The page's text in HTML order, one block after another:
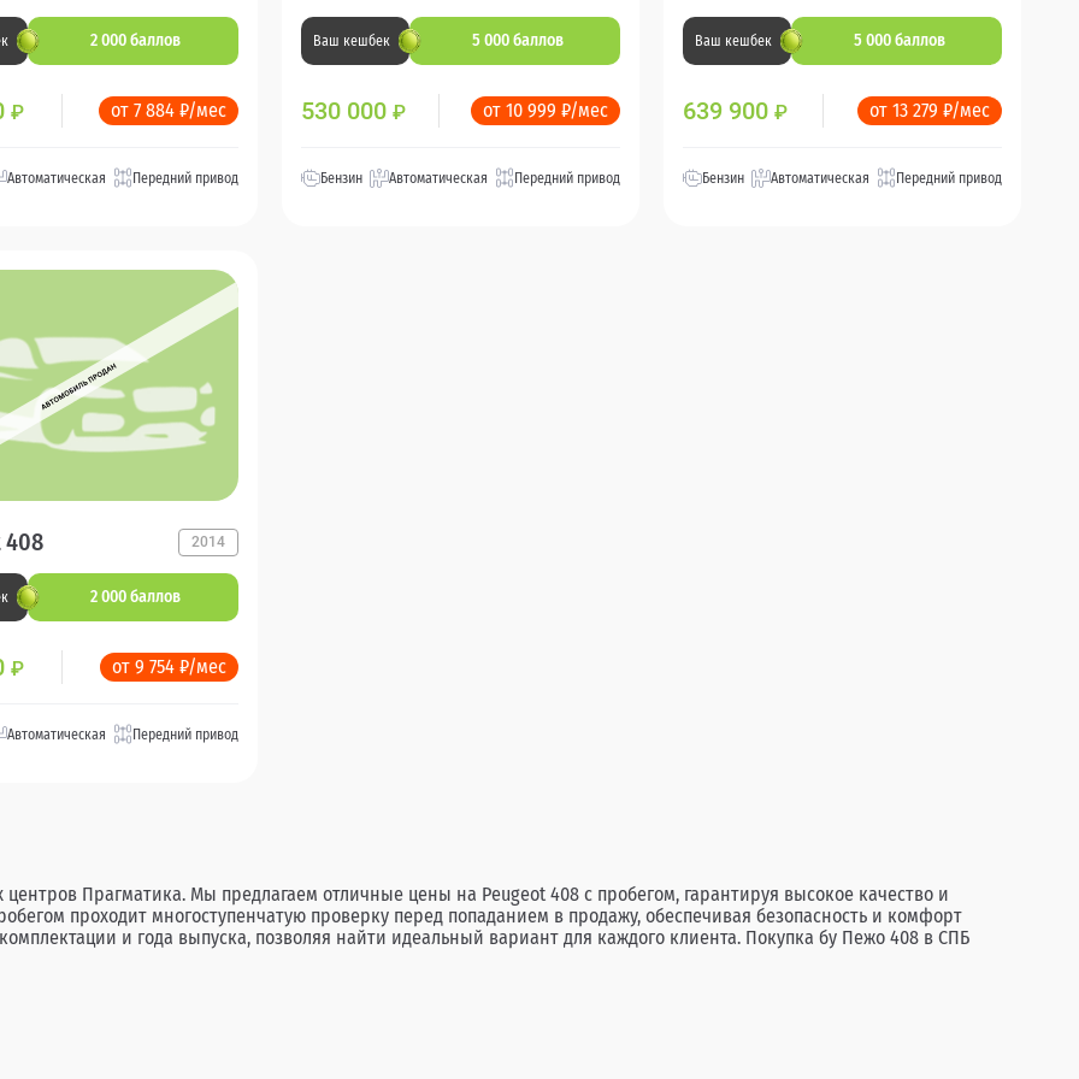
2 000 баллов
₽ от 7 884 ₽/мес
Автоматическая Передний привод
Ваш кешбек 5 000 баллов
530 000 ₽ от 10 999 ₽/мес
Бензин Автоматическая Передний привод
Ваш кешбек 5 000 баллов
639 900 ₽ от 13 279 ₽/мес
Бензин Автоматическая Передний привод
408 2014
2 000 баллов
₽ от 9 754 ₽/мес
Автоматическая Передний привод
Прагматика. Мы предлагаем отличные цены на Peugeot 408 с пробегом, гарантируя высокое качество и
проходит многоступенчатую проверку перед попаданием в продажу, обеспечивая безопасность и комфорт
и года выпуска, позволяя найти идеальный вариант для каждого клиента. Покупка бу Пежо 408 в СПБ